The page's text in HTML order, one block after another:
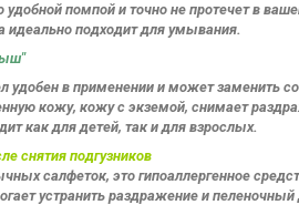
помпой и точно не протечет в
подходит для умывания.
удобен в применении и может заменить
кожу, кожу с экземой, снимает
как для детей, так и для взрослых.
снятия подгузников
салфеток, это гипоаллергенное
устранить раздражение и пеленочный